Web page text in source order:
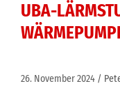
UBA-
26. November 2024